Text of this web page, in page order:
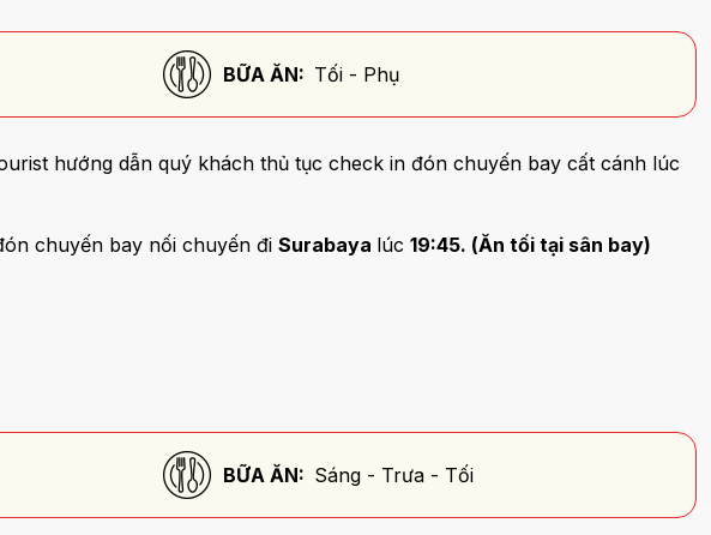
BỮA ĂN: Tối - Phụ
hướng dẫn quý khách thủ tục check in đón chuyến bay cất cánh lúc
chuyến bay nối chuyến đi Surabaya lúc 19:45. (Ăn tối tại sân bay)
BỮA ĂN: Sáng - Trưa - Tối